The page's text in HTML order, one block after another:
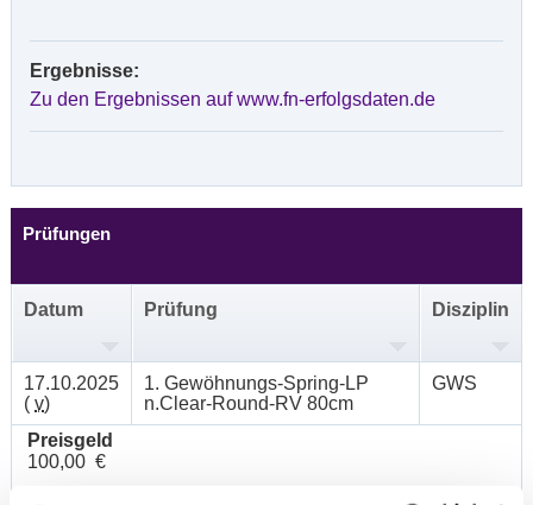
Ergebnisse:
Zu den Ergebnissen auf www.fn-erfolgsdaten.de
Prüfungen
Datum Prüfung Disziplin
17.10.2025
( v)
1. Gewöhnungs-Spring-LP
n.Clear-Round-RV 80cm
GWS
Preisgeld
100,00 €